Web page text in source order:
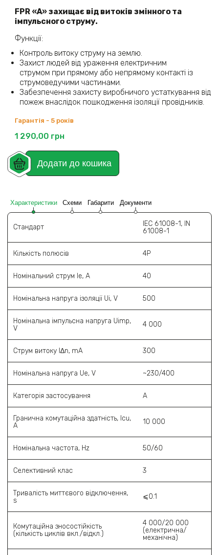
FPR «А» захищає від витоків змінного та
імпульсного струму.
Функції:
Контроль витоку струму на землю.
Захист людей від ураження електричним
струмом при прямому або непрямому контакті із
струмоведучими частинами.
Забезпечення захисту виробничого устаткування від
пожеж внаслідок пошкодження ізоляції провідників.
Гарантія - 5 років
1 290,00 грн
Додати до кошика
Характеристики Схеми Габарити Документи
Стандарт
IEC 61008-1, IN
61008-1
Кількість полюсів 4Р
Номінальний струм le, A 40
Номінальна напруга ізоляції Ui, V 500
Номінальна імпульсна напруга Uimp,
V
4 000
Струм витоку l‎Δn, mA 300
Номінальна напруга Ue, V ~230/400
Категорія застосування А
Гранична комутаційна здатність, Icu,
A
10 000
Номінальна частота, Hz 50/60
Селективний клас 3
Тривалість миттєвого відключення,
s
⩽0.1
Комутаційна зносостійкість
(кількість циклів вкл./відкл.)
4 000/20 000
(електрична/
механічна)